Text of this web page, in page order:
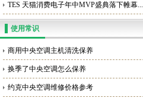
TES 天猫消费电子年中MVP盛典落下帷幕...
使用常识
商用中央空调主机清洗保养
换季了中央空调怎么保养
约克中央空调维修价格参考